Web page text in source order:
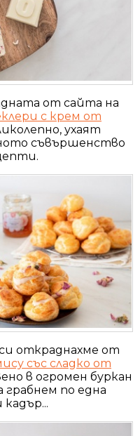
от сайта на
с крем от
ухаят
съвършенство
откраднахме от
със сладко от
в огромен буркан
грабнем по една